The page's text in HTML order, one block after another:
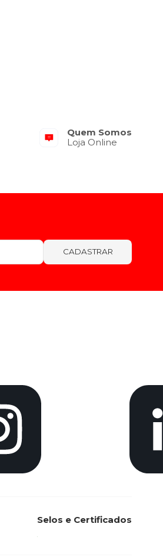
Quem Somos
Loja Online
CADASTRAR
Selos e Certificados